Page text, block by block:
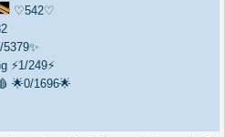
♡542♡
5379✨
⚡1/249⚡
🌟0/1696🌟